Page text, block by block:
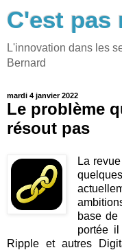
C'est pas
L'innovation dans les
Bernard
mardi 4 janvier 2022
Le problème
résout pas
La
base de
portée
Ripple et autres